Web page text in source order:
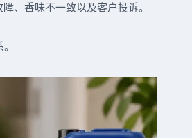
、香味不一致以及客户投诉。